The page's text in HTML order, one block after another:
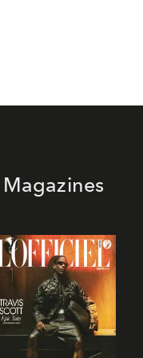
Magazines